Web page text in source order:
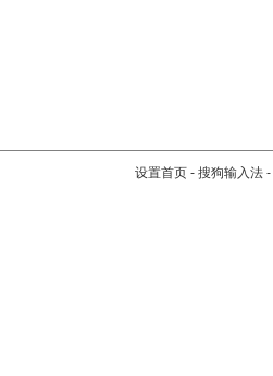
设置首页 - 搜狗输入法 -